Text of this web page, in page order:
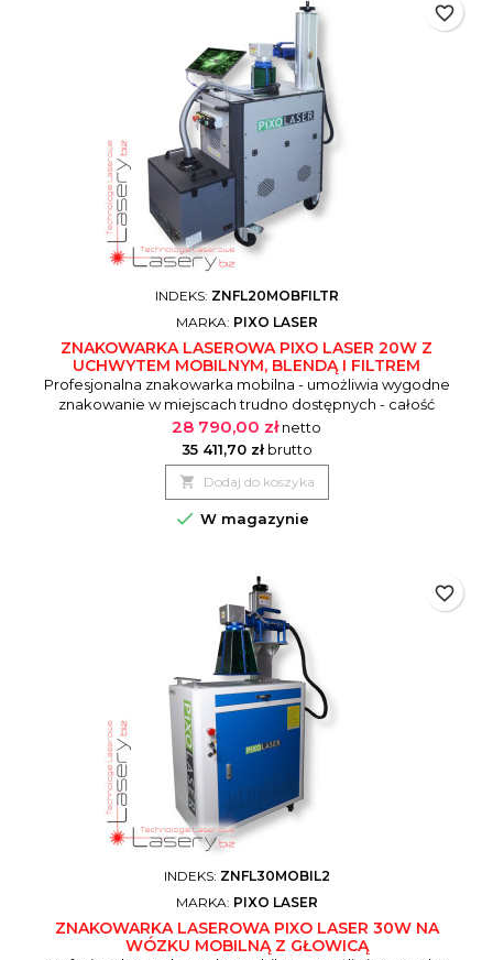
INDEKS: ZNFL20MOBFILTR
MARKA: PIXO LASER
ZNAKOWARKA LASEROWA PIXO LASER 20W Z
UCHWYTEM MOBILNYM, BLENDĄ I FILTREM
Profesjonalna znakowarka mobilna - umożliwia wygodne
znakowanie w miejscach trudno dostępnych - całość
umieszczona na mobilnym wózku - sterowanie z
dotykowego tabletu lub laptopa. W zestawie m.inn.: -
wydajny pochłaniacz dymu - blenda zabezpieczająca wzrok -
uchwyt na laptopa lub tablet (tablet i laptop w opcji) Idealna
dla klientów którzy potrzebują...
28 790,00 zł netto
35 411,70 zł brutto
 Dodaj do koszyka
 W magazynie
favorite_border
INDEKS: ZNFL30MOBIL2
MARKA: PIXO LASER
ZNAKOWARKA LASEROWA PIXO LASER 30W NA
WÓZKU MOBILNĄ Z GŁOWICĄ
favorite_border